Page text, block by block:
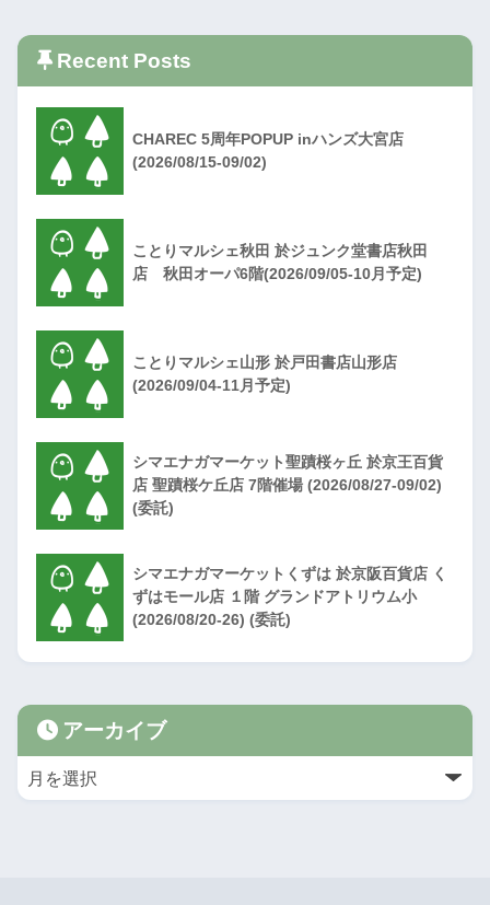
Recent Posts
CHAREC 5周年POPUP inハンズ大宮店
(2026/08/15-09/02)
ことりマルシェ秋田 於ジュンク堂書店秋田
店 秋田オーパ6階(2026/09/05-10月予定)
ことりマルシェ山形 於戸田書店山形店
(2026/09/04-11月予定)
シマエナガマーケット聖蹟桜ヶ丘 於京王百貨
店 聖蹟桜ケ丘店 7階催場 (2026/08/27-09/02)
(委託)
シマエナガマーケットくずは 於京阪百貨店 く
ずはモール店 １階 グランドアトリウム小
(2026/08/20-26) (委託)
アーカイブ